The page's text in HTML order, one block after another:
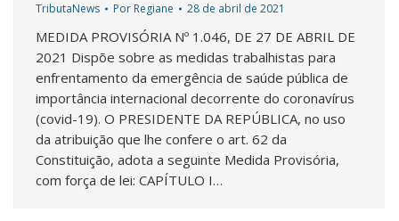
TributaNews Por Regiane 28 de abril de 2021
MEDIDA PROVISÓRIA Nº 1.046, DE 27 DE ABRIL DE
2021 Dispõe sobre as medidas trabalhistas para
enfrentamento da emergência de saúde pública de
importância internacional decorrente do coronavírus
(covid-19). O PRESIDENTE DA REPÚBLICA, no uso
da atribuição que lhe confere o art. 62 da
Constituição, adota a seguinte Medida Provisória,
com força de lei: CAPÍTULO I…